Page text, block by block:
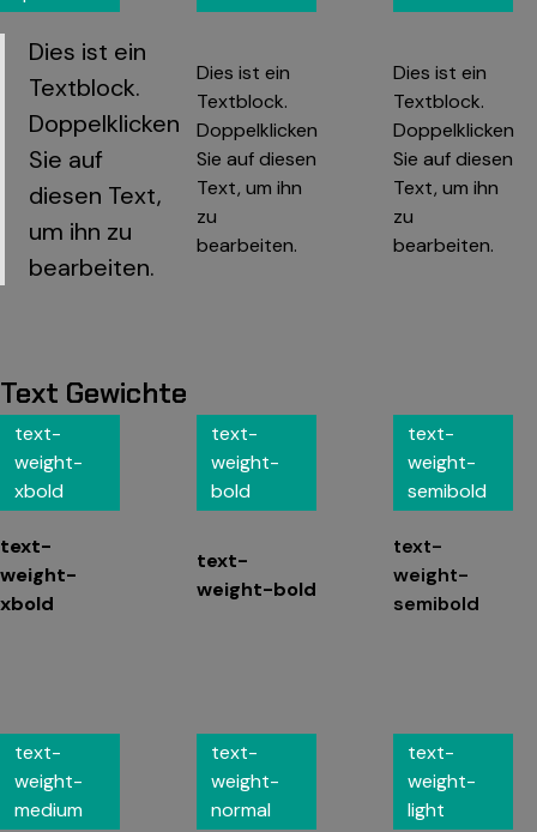
Dies ist ein
Textblock.
Doppelklicken
Sie auf
diesen Text,
um ihn zu
bearbeiten.
Dies ist ein
Textblock.
Doppelklicken
Sie auf diesen
Text, um ihn
zu
bearbeiten.
Dies ist ein
Textblock.
Doppelklicken
Sie auf diesen
Text, um ihn
zu
bearbeiten.
Text Gewichte
text-
weight-
xbold
text-
weight-
xbold
text-
weight-
bold
text-
weight-bold
text-
weight-
semibold
text-
weight-
semibold
text-
weight-
medium
text-
weight-
normal
text-
weight-
light